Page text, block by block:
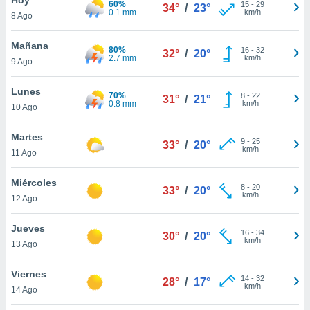
en
más
nuestra
de
cookies
aceptar
8 Ago
60%
0.1 mm
34° / 23° 15- 29
km/h
Mañana
9 Ago
80%
2.7 mm
32° / 20° 16- 32
km/h
Lunes
10 Ago
70%
0.8 mm
31° / 21° 8- 22
km/h
Martes
11 Ago
33° / 20° 9- 25
km/h
Miércoles
12 Ago
33° / 20° 8- 20
km/h
Jueves
13 Ago
30° / 20° 16- 34
km/h
Viernes
14 Ago
28° / 17° 14- 32
km/h